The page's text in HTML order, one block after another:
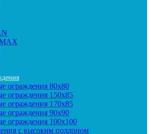
ограждения 80x80
ограждения 150x85
ограждения 170x85
ограждения 90x90
ограждения 100x100
с высоким поддоном